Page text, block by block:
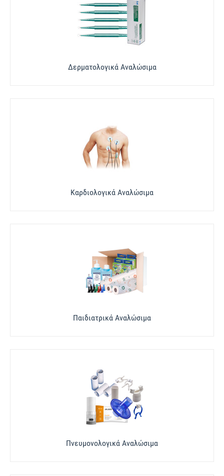
Δερματολογικά Αναλώσιμα
Καρδιολογικά Αναλώσιμα
Παιδιατρικά Αναλώσιμα
Πνευμονολογικά Αναλώσιμα